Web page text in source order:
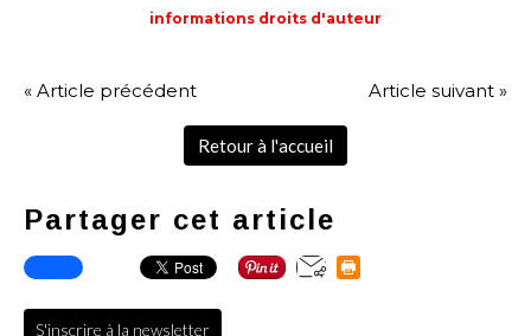
informations droits d'auteur
« Article précédent Article suivant »
Retour à l'accueil
Partager cet article
S'inscrire à la newsletter